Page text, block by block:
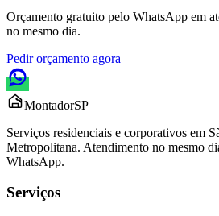
Orçamento gratuito pelo WhatsApp em
no mesmo dia.
Pedir orçamento agora
MontadorSP
Serviços residenciais e corporativos em
Metropolitana. Atendimento no mesmo
WhatsApp.
Serviços